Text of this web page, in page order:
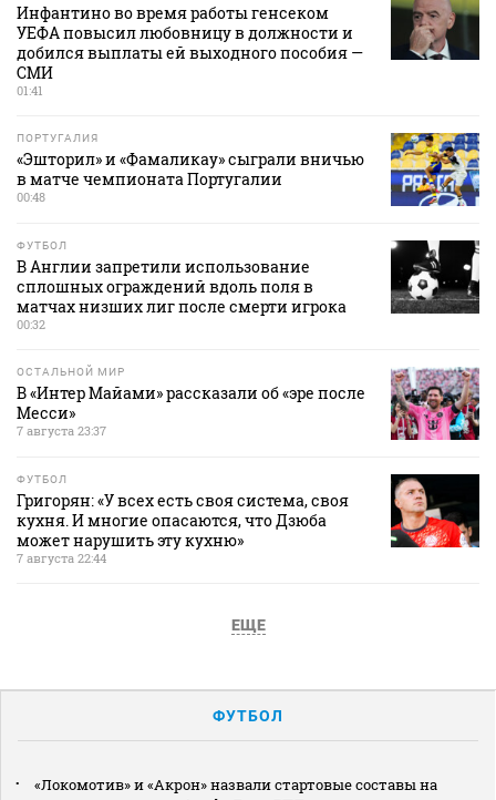
Инфантино во время работы генсеком
УЕФА повысил любовницу в должности и
добился выплаты ей выходного пособия —
СМИ
01:41
ПОРТУГАЛИЯ
«Эшторил» и «Фамаликау» сыграли вничью
в матче чемпионата Португалии
00:48
ФУТБОЛ
В Англии запретили использование
сплошных ограждений вдоль поля в
матчах низших лиг после смерти игрока
00:32
ОСТАЛЬНОЙ МИР
В «Интер Майами» рассказали об «эре после
Месси»
7 августа 23:37
ФУТБОЛ
Григорян: «У всех есть своя система, своя
кухня. И многие опасаются, что Дзюба
может нарушить эту кухню»
7 августа 22:44
ЕЩЕ
ФУТБОЛ
«Локомотив» и «Акрон» назвали стартовые составы на